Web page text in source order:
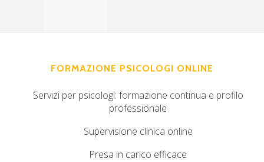
FORMAZIONE PSICOLOGI ONLINE
Servizi per psicologi: formazione continua e profilo
professionale
Supervisione clinica online
Presa in carico efficace